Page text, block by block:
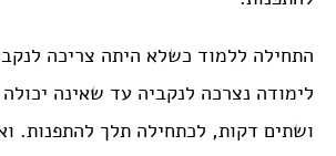
התחילה ללמוד כשלא היתה צריכה
לימודה נצרכה לנקביה עד שאינה
ושתים דקות, לכתחילה תלך להתפנות.